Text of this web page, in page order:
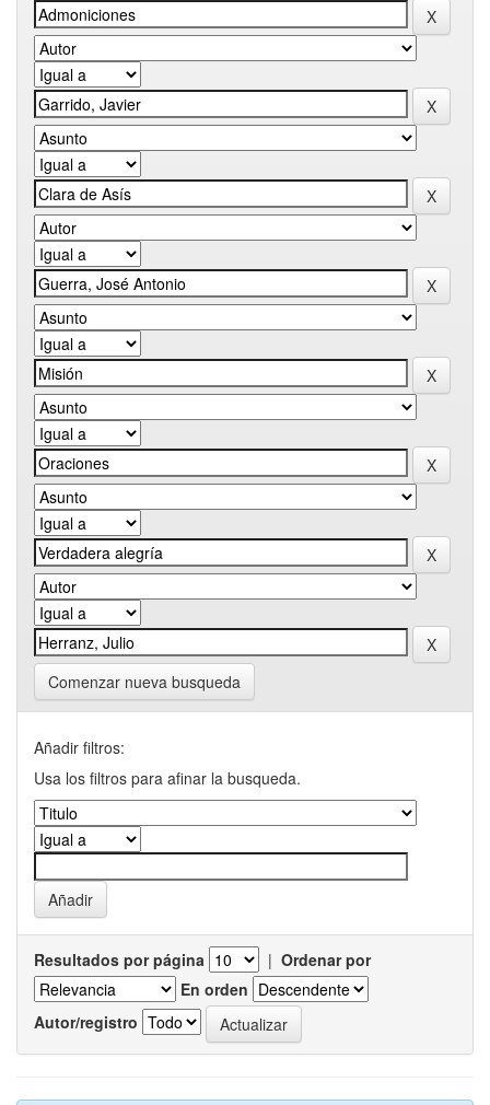
Comenzar nueva busqueda
Añadir filtros:
Usa los filtros para afinar la busqueda.
Resultados por página | Ordenar por
En orden
Autor/registro